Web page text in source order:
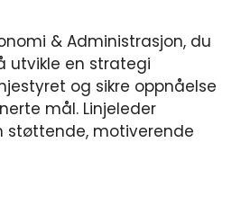
& Administrasjon, du
utvikle en strategi
og sikre oppnåelse
mål. Linjeleder
støttende, motiverende